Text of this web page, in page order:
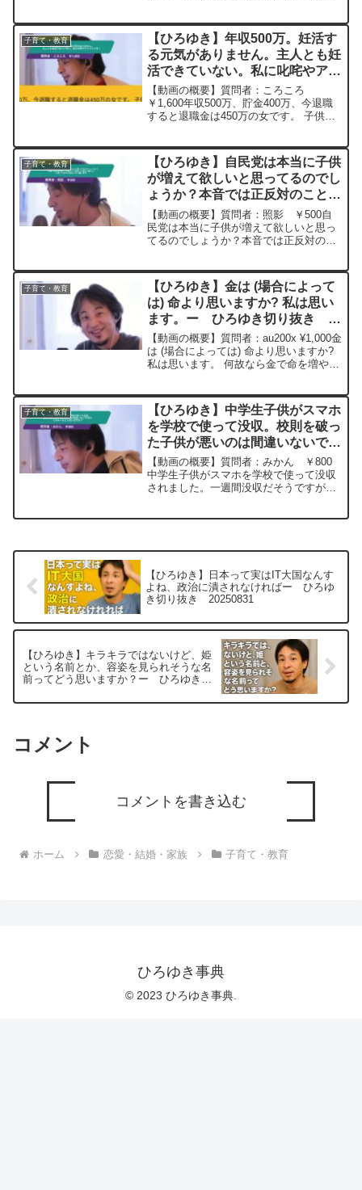
TOWNを呑みながら 2023/11/...
子育て・教育
【ひろゆき】年収500万。妊活す
る元気がありません。主人とも妊
活できていない。私に叱咤やアド
バイスを！ー ひろゆき切り抜
き 20241201
【動画の概要】質問者：ころころ
￥1,600年収500万、貯金400万、今退職
すると退職金は450万の女です。 子供は
た、主人とも休みのサイクルが合わず、
妊活できていない...
子育て・教育
【ひろゆき】自民党は本当に子供
が増えて欲しいと思ってるのでし
ょうか？本音では正反対のこと考
えてて日本人に減って欲しいとと
思ってるのではないかと疑います
ー ひろゆき切り抜き
【動画の概要】質問者：照影 ￥500自
民党は本当に子供が増えて欲しいと思っ
てるのでしょうか？本音では正反対のこ
パートタイム、フルタイム、エクストラ
タイム。Nina Bl...
子育て・教育
【ひろゆき】金は (場合によって
は) 命より思いますか? 私は思い
ます。ー ひろゆき切り抜き
20241013
【動画の概要】質問者：au200x ¥1,000金
は (場合によっては) 命より思いますか?
私は思います。 何故なら金で命を増やす
理矢理生かすより、そのお金を若...
子育て・教育
【ひろゆき】中学生子供がスマホ
を学校で使って没収。校則を破っ
た子供が悪いのは間違いないです
が、このルールどう思いますか？
ー ひろゆき切り抜き
20250109
【動画の概要】質問者：みかん ￥800
中学生子供がスマホを学校で使って没収
されました。一週間没収だそうですが、
【ひろゆき】日本って実はIT大国なんす
よね、政治に潰されなければー ひろゆ
き切り抜き 20250831
【ひろゆき】キラキラではないけど、姫
という名前とか、容姿を見られそうな名
前ってどう思いますか？ー ひろゆき切
コメント
コメントを書き込む
ホーム 恋愛・結婚・家族 子育て・教育
ひろゆき事典
© 2023 ひろゆき事典.